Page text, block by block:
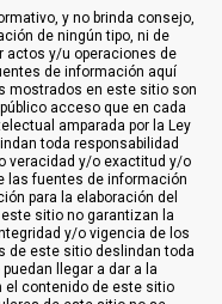
y no brinda consejo,
de ningún tipo, ni de
actos y/u operaciones de
de información aquí
mostrados en este sitio son
acceso que en cada
amparada por la Ley
toda responsabilidad
veracidad y/o exactitud y/o
las fuentes de información
para la elaboración del
sitio no garantizan la
y/o vigencia de los
de este sitio deslindan toda
llegar a dar a la
contenido de este sitio